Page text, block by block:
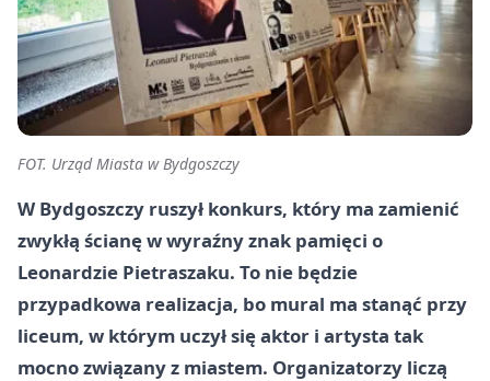
FOT. Urząd Miasta w Bydgoszczy
W Bydgoszczy ruszył konkurs, który ma zamienić
zwykłą ścianę w wyraźny znak pamięci o
Leonardzie Pietraszaku. To nie będzie
przypadkowa realizacja, bo mural ma stanąć przy
liceum, w którym uczył się aktor i artysta tak
mocno związany z miastem. Organizatorzy liczą